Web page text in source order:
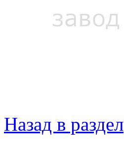
Назад в раздел